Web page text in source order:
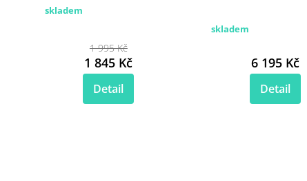
skladem
1 995 Kč
1 845 Kč
Detail
skladem
6 195 Kč
Detail